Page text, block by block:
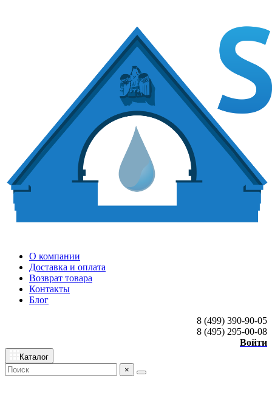
О компании
Доставка и оплата
Возврат товара
Контакты
Блог
8 (499) 390-90-05
8 (495) 295-00-08
Войти
Каталог
×